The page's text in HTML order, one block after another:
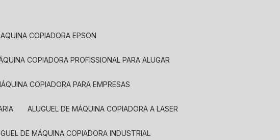
COPIADORA EPSON
COPIADORA PROFISSIONAL PARA ALUGAR
COPIADORA PARA EMPRESAS
ALUGUEL DE MÁQUINA COPIADORA A LASER
DE MÁQUINA COPIADORA INDUSTRIAL